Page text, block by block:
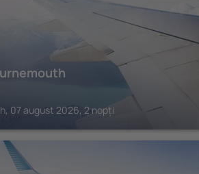
07 august 2026, 2 nopți